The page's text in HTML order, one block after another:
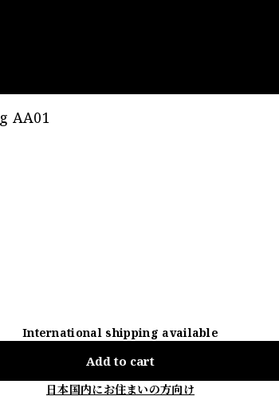
AA01
International shipping available
Add to cart
日本国内にお住まいの方向け